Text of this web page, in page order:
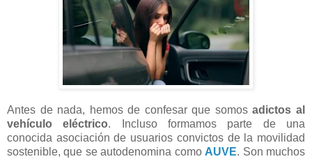
Antes de nada, hemos de confesar que somosadictos al
vehículo eléctrico. Incluso formamos parte de una
conocida asociación de usuarios convictos de la movilidad
sostenible, que se autodenomina como AUVE. Son muchos